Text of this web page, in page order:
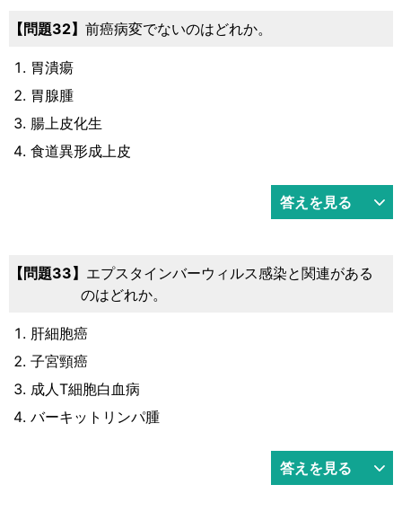
問題32 前癌病変でないのはどれか。
胃潰瘍
胃腺腫
腸上皮化生
食道異形成上皮
答えを見る
問題33
エプスタインバーウィルス感染と関連がある
のはどれか。
肝細胞癌
子宮頸癌
成人T細胞白血病
バーキットリンパ腫
答えを見る